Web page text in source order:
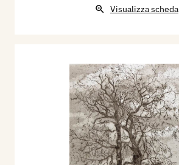
Visualizza scheda